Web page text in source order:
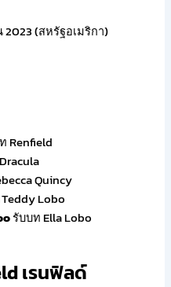
2023 (สหรัฐอเมริกา)
Renfield
Quincy
Lobo
รับบท Ella Lobo
เรนฟิลด์